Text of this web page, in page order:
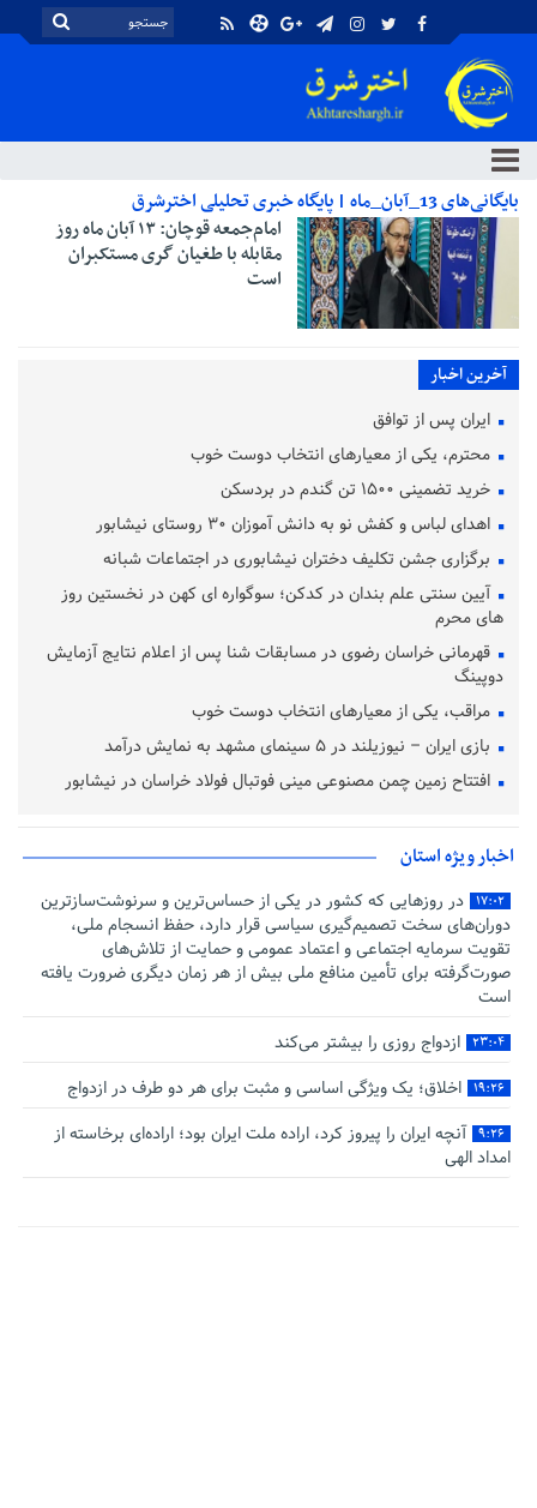
بایگانی‌های 13_آبان_ماه | پایگاه خبری تحلیلی اخترشرق
امام‌جمعه قوچان: ۱۳ آبان ماه ‌روز
مقابله با طغیان گری مستکبران
است
آخرین اخبار
ایران پس از توافق
محترم، یکی از معیارهای انتخاب دوست خوب
خرید تضمینی ۱۵۰۰ تن گندم در بردسکن
اهدای لباس و کفش نو به دانش آموزان ۳۰ روستای نیشابور
برگزاری جشن تکلیف دختران نیشابوری در اجتماعات شبانه
آیین سنتی علم‌ بندان در کدکن؛ سوگواره‌ ای کهن در نخستین روز
های محرم
قهرمانی خراسان رضوی در مسابقات شنا پس از اعلام نتایج آزمایش
دوپینگ
مراقب، یکی از معیارهای انتخاب دوست خوب
بازی ایران – نیوزیلند در ۵ سینمای مشهد به نمایش درآمد
افتتاح زمین چمن مصنوعی مینی فوتبال فولاد خراسان در نیشابور
اخبار ویژه استان
۱۷:۰۲
در روزهایی که کشور در یکی از حساس‌ترین و سرنوشت‌سازترین
دوران‌های سخت تصمیم‌گیری سیاسی قرار دارد، حفظ انسجام ملی،
تقویت سرمایه اجتماعی و اعتماد عمومی و حمایت از تلاش‌های
صورت‌گرفته برای تأمین منافع ملی بیش از هر زمان دیگری ضرورت یافته
است
۲۳:۰۴ ازدواج روزی را بیشتر می‌کند
۱۹:۲۶ اخلاق؛ یک ویژگی اساسی و مثبت برای هر دو طرف در ازدواج
۹:۲۶
آنچه ایران را پیروز کرد، اراده ملت ایران بود؛ اراده‌ای برخاسته از
امداد الهی